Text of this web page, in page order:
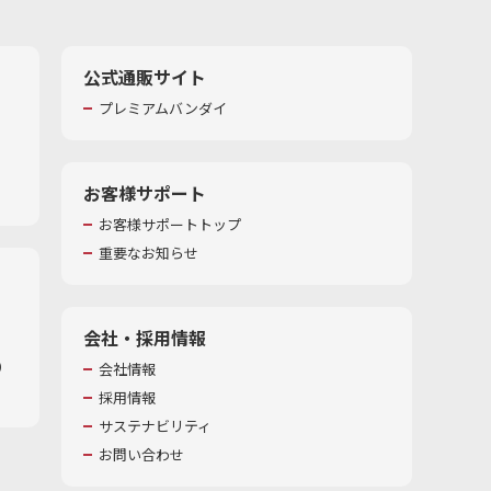
公式通販サイト
プレミアムバンダイ
お客様サポート
お客様サポートトップ
重要なお知らせ
会社・採用情報
会社情報
採用情報
サステナビリティ
お問い合わせ